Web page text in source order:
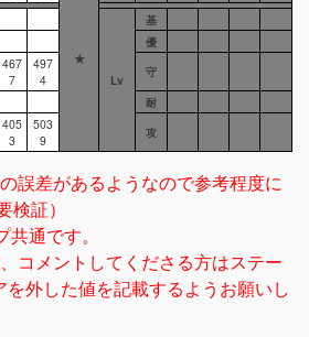
★
Lv
基
優
467
7
497
4
守
耐
405
3
503
9
攻
誤差があるようなので参考程度に
証）
通です。
コメントしてくださる方はステー
外した値を記載するようお願いし